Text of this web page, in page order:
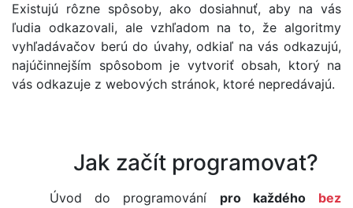
Existujú rôzne spôsoby, ako dosiahnuť, aby na vás
ľudia odkazovali, ale vzhľadom na to, že algoritmy
vyhľadávačov berú do úvahy, odkiaľ na vás odkazujú,
najúčinnejším spôsobom je vytvoriť obsah, ktorý na
vás odkazuje z webových stránok, ktoré nepredávajú.
Jak začít programovat?
Úvod do programování pro každého
bez